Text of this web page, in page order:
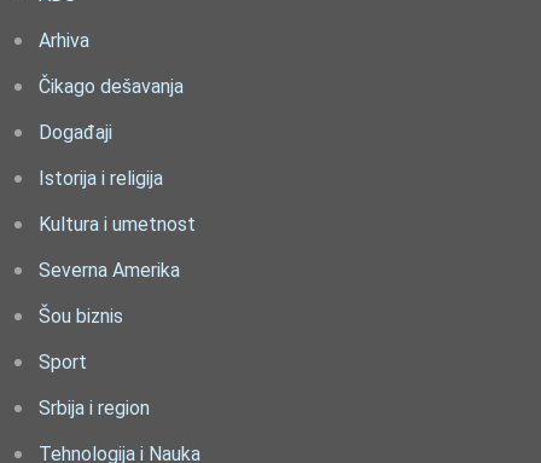
Arhiva
Čikago dešavanja
Događaji
Istorija i religija
Kultura i umetnost
Severna Amerika
Šou biznis
Sport
Srbija i region
Tehnologija i Nauka